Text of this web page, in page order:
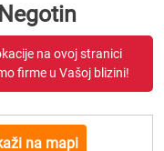
na ovoj stranici
firme u Vašoj blizini!
na mapi